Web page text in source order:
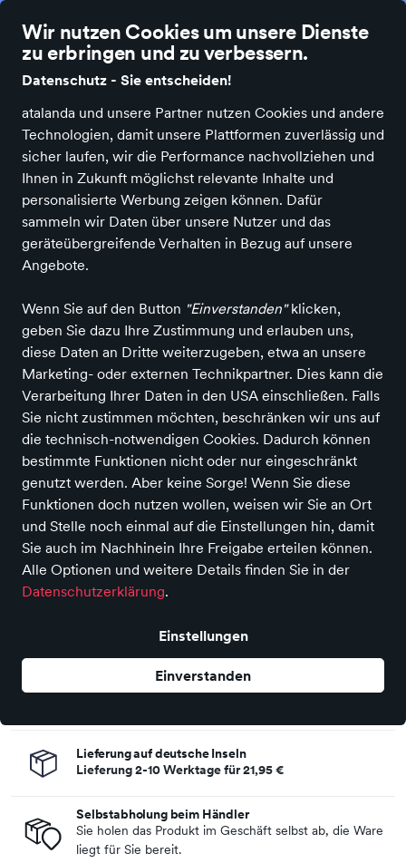
Wir nutzen Cookies um unsere Dienste
zu erbringen und zu verbessern.
Datenschutz - Sie entscheiden!
atalanda und unsere Partner nutzen Cookies und andere
Technologien, damit unsere Plattformen zuverlässig und
sicher laufen, wir die Performance nachvollziehen und
Ihnen in Zukunft möglichst relevante Inhalte und
personalisierte Werbung zeigen können. Dafür
sammeln wir Daten über unsere Nutzer und das
geräteübergreifende Verhalten in Bezug auf unsere
Angebote.
Wenn Sie auf den Button "Einverstanden"klicken,
geben Sie dazu Ihre Zustimmung und erlauben uns,
diese Daten an Dritte weiterzugeben, etwa an unsere
Marketing- oder externen Technikpartner. Dies kann die
Verarbeitung Ihrer Daten in den USA einschließen. Falls
Sie nicht zustimmen möchten, beschränken wir uns auf
die technisch-notwendigen Cookies. Dadurch können
bestimmte Funktionen nicht oder nur eingeschränkt
genutzt werden. Aber keine Sorge! Wenn Sie diese
Funktionen doch nutzen wollen, weisen wir Sie an Ort
und Stelle noch einmal auf die Einstellungen hin, damit
Sie auch im Nachhinein Ihre Freigabe erteilen können.
Alle Optionen und weitere Details finden Sie in der
Datenschutzerklärung.
Einstellungen
Einverstanden
AXA
AXA Dynamo Traction Power Control
Linksanbau (.)
Preis
33,95 € inkl. MwSt., zzgl. Versandkosten
In den Warenkorb
Haben Sie eine Frage zum Produkt? Kontaktieren Sie uns!
Lieferung auf deutsche Inseln
Lieferung 2-10 Werktage für21,95 €
Selbstabholung beim Händler
Sie holen das Produkt im Geschäft selbst ab, die Ware
liegt für Sie bereit.